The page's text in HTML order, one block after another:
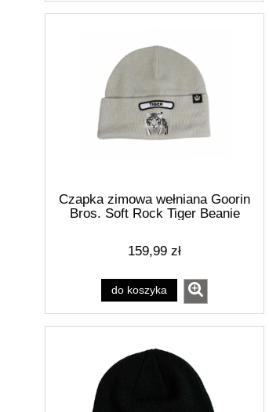
Czapka zimowa wełniana Goorin
Bros. Soft Rock Tiger Beanie
159,99 zł
do koszyka